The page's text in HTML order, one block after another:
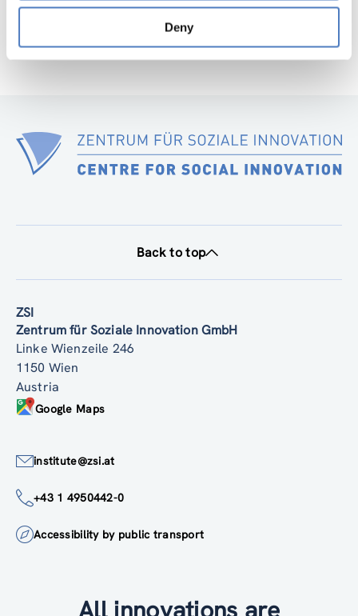
Deny
Back to top
ZSI
Zentrum für Soziale Innovation GmbH
Linke Wienzeile 246
1150 Wien
Austria
Google Maps
institute@zsi.at
+43 1 4950442-0
Accessibility by public transport